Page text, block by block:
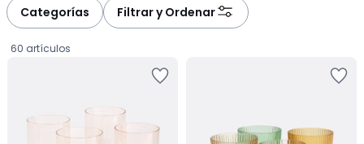
Categorías Filtrar y Ordenar
60 artículos